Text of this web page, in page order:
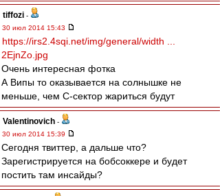
tiffozi -
30 июл 2014 15:43
https://irs2.4sqi.net/img/general/width ...
2EjnZo.jpg
Очень интересная фотка
А Випы то оказывается на солнышке не
меньше, чем С-сектор жариться будут
Valentinovich -
30 июл 2014 15:39
Сегодня твиттер, а дальше что?
Зарегистрируется на бобсоккере и будет
постить там инсайды?